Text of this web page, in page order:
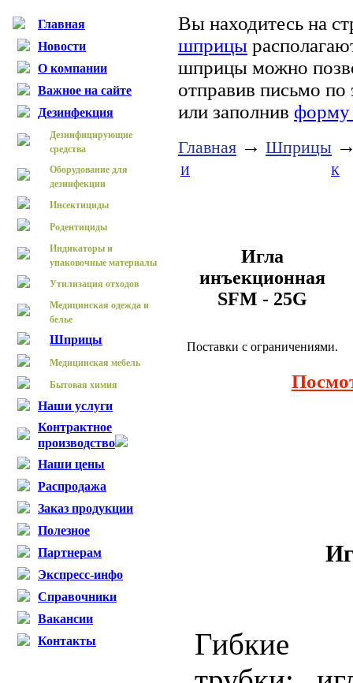
Главная
Новости
О компании
Важное на сайте
Дезинфекция
Дезинфицирующие
средства
Оборудование для
дезинфекции
Инсектициды
Родентициды
Индикаторы и
упаковочные материалы
Утилизация отходов
Медицинская одежда и
белье
Шприцы
Медицинская мебель
Бытовая химия
Наши услуги
Контрактное
производство
Наши цены
Распродажа
Заказ продукции
Полезное
Партнерам
Экспресс-инфо
Справочники
Вакансии
Контакты
Вы находитесь на
шприцы
шприцы можно
отправив письмо
или заполнив форму
Главная → Шприцы
И К
Игла
инъекционная
SFM - 25G
Поставки с ограничениями.
Гибкие